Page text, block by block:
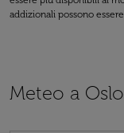
addizionali possono
Meteo a Oslo